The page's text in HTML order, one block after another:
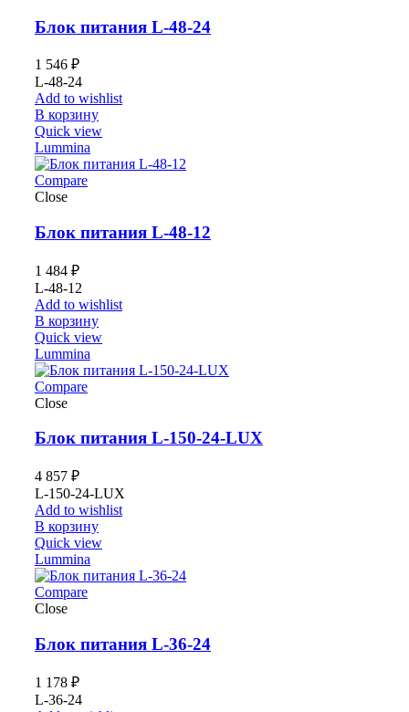
Блок питания L-48-24
1 546 ₽
L-48-24
Add to wishlist
В корзину
Quick view
Lummina
Compare
Close
Блок питания L-48-12
1 484 ₽
L-48-12
Add to wishlist
В корзину
Quick view
Lummina
Compare
Close
Блок питания L-150-24-LUX
4 857 ₽
L-150-24-LUX
Add to wishlist
В корзину
Quick view
Lummina
Compare
Close
Блок питания L-36-24
1 178 ₽
L-36-24